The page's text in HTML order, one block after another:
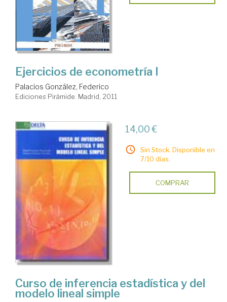
Ejercicios de econometría I
Palacios González, Federico
Ediciones Pirámide. Madrid, 2011
14,00 €
Sin Stock. Disponible en
7/10 días.
COMPRAR
Curso de inferencia estadística y del
modelo lineal simple